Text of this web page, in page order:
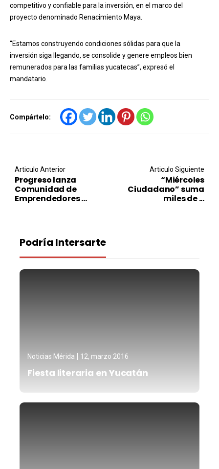
competitivo y confiable para la inversión, en el marco del
proyecto denominado Renacimiento Maya.
“Estamos construyendo condiciones sólidas para que la
inversión siga llegando, se consolide y genere empleos bien
remunerados para las familias yucatecas”, expresó el
mandatario.
Compártelo:
Post navigation
Articulo Anterior
Progreso lanza
Comunidad de
Emprendedores ...
Articulo Siguiente
“Miércoles
Ciudadano” suma
miles de ...
Podría Intersarte
Noticias Mérida 12, marzo 2016
Fiesta literaria en Yucatán